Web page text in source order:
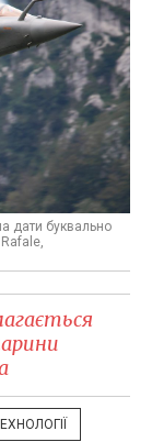
дати буквально